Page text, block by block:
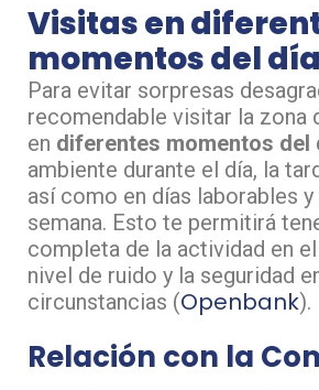
Visitas en
momentos del día
Para evitar sorpresas
recomendable visitar la zona
en diferentes momentos del
ambiente durante el día, la
así como en días laborables y
semana. Esto te permitirá
completa de la actividad en
nivel de ruido y la seguridad
circunstancias​ (Openbank)​.
Relación con la